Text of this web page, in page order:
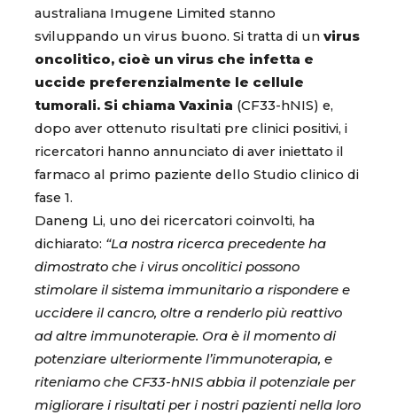
australiana Imugene Limited stanno
sviluppando un virus buono. Si tratta di un virus
oncolitico, cioè un virus che infetta e
uccide preferenzialmente le cellule
tumorali. Si chiama Vaxinia (CF33-hNIS) e,
dopo aver ottenuto risultati pre clinici positivi, i
ricercatori hanno annunciato di aver iniettato il
farmaco al primo paziente dello Studio clinico di
fase 1.
Daneng Li, uno dei ricercatori coinvolti, ha
dichiarato: “La nostra ricerca precedente ha
dimostrato che i virus oncolitici possono
stimolare il sistema immunitario a rispondere e
uccidere il cancro, oltre a renderlo più reattivo
ad altre immunoterapie. Ora è il momento di
potenziare ulteriormente l’immunoterapia, e
riteniamo che CF33-hNIS abbia il potenziale per
migliorare i risultati per i nostri pazienti nella loro